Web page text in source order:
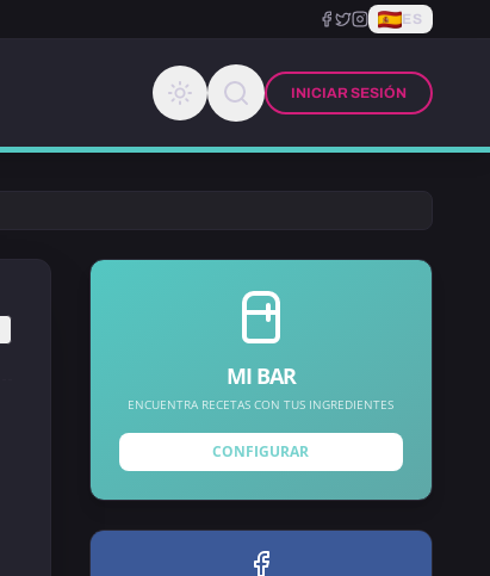
ES
INICIAR SESIÓN
MI BAR
ENCUENTRA RECETAS CON TUS INGREDIENTES
CONFIGURAR